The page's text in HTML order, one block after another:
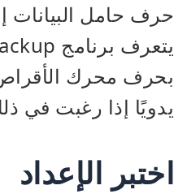
حرف حامل
بحرف محرك
يدويًا إذا رغبت في
اختبر الإعداد